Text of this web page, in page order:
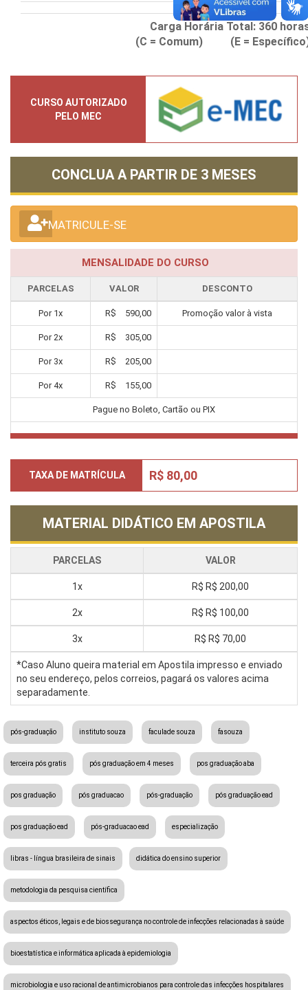
Carga Horária Total: 360
(C = Comum) (E =
CURSO AUTORIZADO
PELO MEC
CONCLUA A PARTIR DE 3 MESES
MATRICULE-SE
MENSALIDADE DO CURSO
PARCELAS VALOR DESCONTO
Por 1x R$ 590,00 Promoção valor à vista
Por 2x R$ 305,00
Por 3x R$ 205,00
Por4x R$ 155,00
Pague no Boleto, Cartão ou PIX
TAXA DE MATRÍCULA R$ 80,00
MATERIAL DIDÁTICO EM APOSTILA
PARCELAS VALOR
1x R$ R$ 200,00
2x R$ R$ 100,00
3x R$ R$ 70,00
*Caso Aluno queira material em Apostila impresso e enviado
no seu endereço, pelos correios, pagará os valores acima
separadamente.
pós-graduação instituto souza faculade souza fasouza
terceira pós gratis pós graduação em 4 meses pos graduação aba
pos graduação pós graduacao pós-graduação pós graduação ead
pos graduação ead pós-graduacao ead especialização
libras - língua brasileira de sinais didática do ensino superior
metodologia da pesquisa científica
aspectos éticos, legais e de biossegurança no controle de infecções relacionadas à saúde
bioestatística e informática aplicada à epidemiologia
microbiologia e uso racional de antimicrobianos para controle das infecções hospitalares